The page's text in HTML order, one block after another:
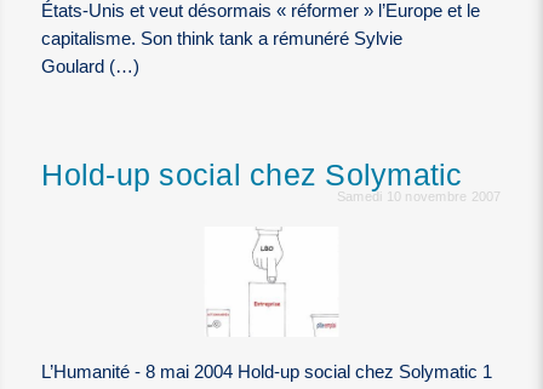
États-Unis et veut désormais « réformer » l’Europe et le
capitalisme. Son think tank a rémunéré Sylvie
Goulard (…)
Hold-up social chez Solymatic
Samedi 10 novembre 2007
L’Humanité - 8 mai 2004 Hold-up social chez Solymatic 1